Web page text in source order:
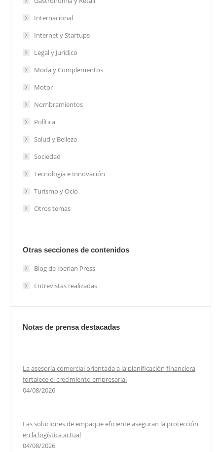
Internacional
Internet y Startups
Legal y Jurídico
Moda y Complementos
Motor
Nombramientos
Política
Salud y Belleza
Sociedad
Tecnología e Innovación
Turismo y Ocio
Otros temas
Otras secciones de contenidos
Blog de Iberian Press
Entrevistas realizadas
Notas de prensa destacadas
La asesoría comercial orientada a la planificación financiera
fortalece el crecimiento empresarial
04/08/2026
Las soluciones de empaque eficiente aseguran la protección
en la logística actual
04/08/2026